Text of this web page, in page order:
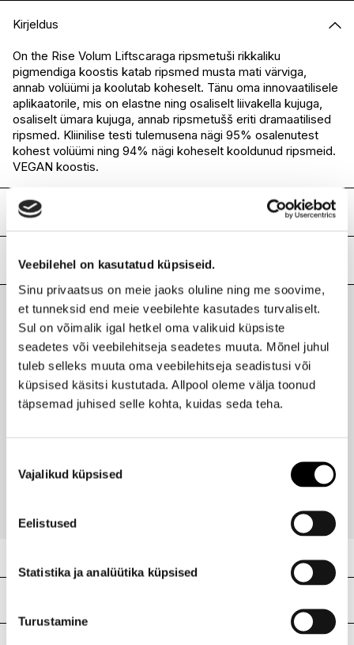
Veebilehel on kasutatud küpsiseid.
Sinu privaatsus on meie jaoks oluline ning me soovime,
et tunneksid end meie veebilehte kasutades turvaliselt.
Sul on võimalik igal hetkel oma valikuid küpsiste
seadetes või veebilehitseja seadetes muuta. Mõnel juhul
tuleb selleks muuta oma veebilehitseja seadistusi või
küpsised käsitsi kustutada. Allpool oleme välja toonud
täpsemad juhised selle kohta, kuidas seda teha.
valik
Vajalikud küpsised
Eelistused
Statistika ja analüütika küpsised
Turustamine
I.L.U. Kristiine
I.L.U. Ülemiste
Saadaval
I.L.U. Rocca
Saadaval
I.L.U. Lõunakeskus
Saadaval
I.L.U. Pärnu
Saadaval
Kirjeldus
On the Rise Volum Liftscaraga ripsmetuši rikkaliku
pigmendiga koostis katab ripsmed musta mati värviga,
annab volüümi ja koolutab koheselt. Tänu oma innovaatilisele
aplikaatorile, mis on elastne ning osaliselt liivakella kujuga,
osaliselt ümara kujuga, annab ripsmetušš eriti dramaatilised
ripsmed. Kliinilise testi tulemusena nägi 95% osalenutest
kohest volüümi ning 94% nägi koheselt kooldunud ripsmeid.
VEGAN koostis.
Koostis
POLYETHYLENE, GLYCERYL STEARATE,
POLYURETHANE-35, ACACIA SENEGAL GUM, BUTYLENE
GLYCOL, ORYZA SATIVA CERA / RICE BRAN WAX,
STEARIC ACID, PALMITIC ACID, POLYBUTENE,
VP/EICOSENE COPOLYMER, COPERNICIA CERIFERA CERA
/ CARNAUBA WAX / CIRE DE CARNAUBA, AMINOMETHYL
PROPANOL, HYDROXYETHYLCELLULOSE,
ETHYLHEXYLGLYCERIN, PHENOXYETHANOL. MAY
CONTAIN / PEUT CONTENIR (+/-): CI 77499 / IRON
OXIDES.
Lisainfo
Kaubamärk
NYX PROFESSIONAL MAKEUP
Laokood
H0178765
Ribakood
0800897184674
Viimati vaadatud tooted